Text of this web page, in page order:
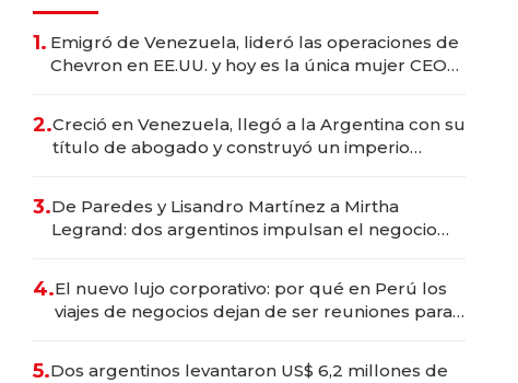
1. Emigró de Venezuela, lideró las operaciones de
Chevron en EE.UU. y hoy es la única mujer CEO
2.Creció en Venezuela, llegó a la Argentina con su
título de abogado y construyó un imperio
3.De Paredes y Lisandro Martínez a Mirtha
Legrand: dos argentinos impulsan el negocio
4.El nuevo lujo corporativo: por qué en Perú los
viajes de negocios dejan de ser reuniones para
5.Dos argentinos levantaron US$ 6,2 millones de